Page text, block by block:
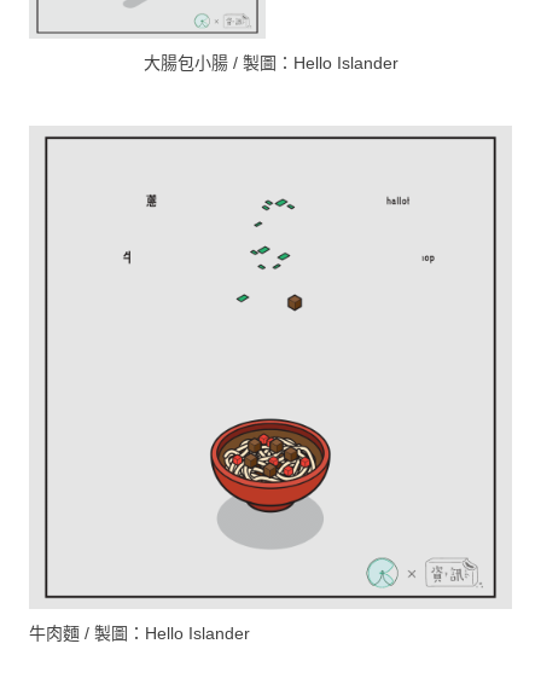
大腸包小腸 / 製圖：Hello Islander
牛肉麵 / 製圖：Hello Islander